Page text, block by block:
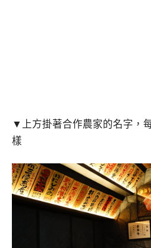
▼上方掛著合作農家的名字，
樣